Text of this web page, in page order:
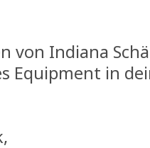
von Indiana
Equipment in